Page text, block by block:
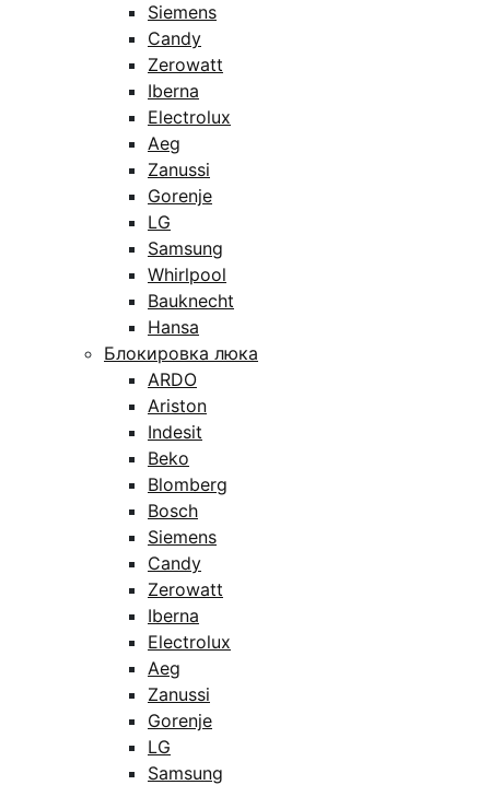
Siemens
Candy
Zerowatt
Iberna
Electrolux
Aeg
Zanussi
Gorenje
LG
Samsung
Whirlpool
Bauknecht
Hansa
Блокировка люка
ARDO
Ariston
Indesit
Beko
Blomberg
Bosch
Siemens
Candy
Zerowatt
Iberna
Electrolux
Aeg
Zanussi
Gorenje
LG
Samsung